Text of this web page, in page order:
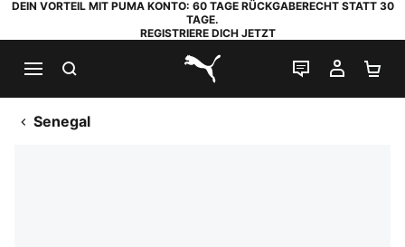
DEIN VORTEIL MIT PUMA KONTO: 60 TAGE RÜCKGABERECHT STATT 30
TAGE.
REGISTRIERE DICH JETZT
PUMA.com
LIVE-CHAT
MEIN
Senegal